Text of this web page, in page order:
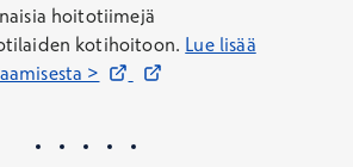
hoitotiimejä
kotihoitoon. Lue lisää
> Avautuu uuteen ikkunaan
Avautuu uuteen ikkunaan